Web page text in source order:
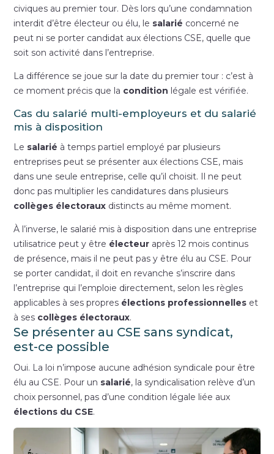
civiques au premier tour. Dès lors qu’une condamnation
interdit d’être électeur ou élu, le salarié concerné ne
peut ni se porter candidat aux élections CSE, quelle que
soit son activité dans l’entreprise.
La différence se joue sur la date du premier tour : c’est à
ce moment précis que la condition légale est vérifiée.
Cas du salarié multi-employeurs et du salarié
mis à disposition
Le salarié à temps partiel employé par plusieurs
entreprises peut se présenter aux élections CSE, mais
dans une seule entreprise, celle qu’il choisit. Il ne peut
donc pas multiplier les candidatures dans plusieurs
collèges électoraux distincts au même moment.
À l’inverse, le salarié mis à disposition dans une entreprise
utilisatrice peut y être électeur après 12 mois continus
de présence, mais il ne peut pas y être élu au CSE. Pour
se porter candidat, il doit en revanche s’inscrire dans
l’entreprise qui l’emploie directement, selon les règles
applicables à ses propres élections professionnelles et
à ses collèges électoraux.
Se présenter au CSE sans syndicat,
est-ce possible
Oui. La loi n’impose aucune adhésion syndicale pour être
élu au CSE. Pour un salarié, la syndicalisation relève d’un
choix personnel, pas d’une condition légale liée aux
élections du CSE.